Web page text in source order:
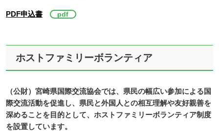
PDF申込書
ホストファミリーボランティア
（公財）宮崎県国際交流協会では、県民の幅広い参加による国
際交流活動を促進し、県民と外国人との相互理解や友好親善を
深めることを目的として、ホストファミリーボランティア制度
を設置しています。